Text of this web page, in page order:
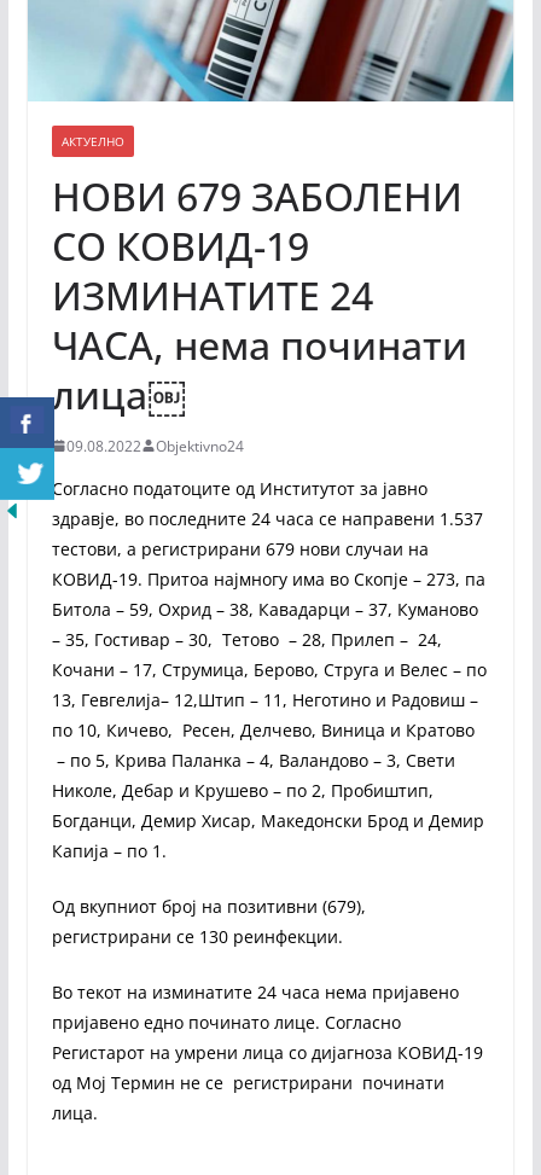
АКТУЕЛНО
НОВИ 679 ЗАБОЛЕНИ
СО КОВИД-19
ИЗМИНАТИТЕ 24
ЧАСА, нема починати
лица￼
09.08.2022 Objektivno24
Согласно податоците од Институтот за јавно
здравје, во последните 24 часa се направени 1.537
тестови, а регистрирани 679 нови случаи на
КОВИД-19. Притоа најмногу има во Скопје – 273, па
Битола – 59, Oхрид – 38, Кавадарци – 37, Куманово
– 35, Гостивар – 30, Тетово – 28, Прилеп – 24,
Кочани – 17, Струмица, Берово, Струга и Велес – по
13, Гевгелија– 12,Штип – 11, Неготино и Радовиш –
по 10, Кичево, Ресен, Делчево, Виница и Кратово
– по 5, Крива Паланка – 4, Валандово – 3, Свети
Николе, Дебар и Крушево – по 2, Пробиштип,
Богданци, Демир Хисар, Македонски Брод и Демир
Капија – по 1.
Од вкупниот број на позитивни (679),
регистрирани се 130 реинфекции.
Во текот на изминатите 24 часа нема пријавено
пријавено едно починато лице. Согласно
Регистарот на умрени лица со дијагноза КОВИД-19
од Мој Термин не се регистрирани починати
лица.